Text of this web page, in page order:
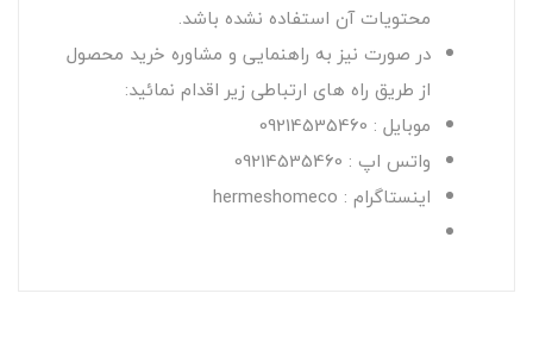
محتویات آن استفاده نشده باشد.
در صورت نیز به راهنمایی و مشاوره خرید محصول
از طریق راه های ارتباطی زیر اقدام نمائید:
موبایل : 09214535460
واتس اپ : 09214535460
اینستاگرام : hermeshomeco